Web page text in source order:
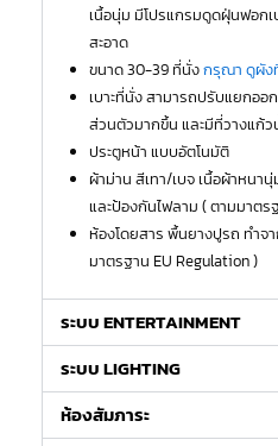
เนื้อนุ่ม มีโปรแกรมดูดฝุ่นฟอกเ
สะอาด
ขนาด 30-39 ที่นั่งกรุณา ดูผัง
เบาะที่นั่ง สามารถปรับแยกอ
ส่วนตัวมากขึ้น และมีที่วางแก้
ประตูหน้า แบบอัตโนมัติ
ผ้าม่าน สีเทา/เบจ เนื้อผ้าหนา
และป้องกันไฟลาม ( ตามมาตร
ห้องโดยสาร พื้นยางปูรถ ทำจ
มาตรฐาน EU Regulation )
ระบบ ENTERTAINMENT​
ระบบ LIGHTING​
ห้องสัมภาระ​